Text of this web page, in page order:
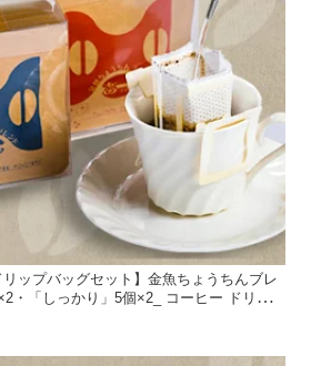
リップバッグセット】金魚ちょうちんブレ
・「しっかり」5個×2_ コーヒー ドリップ
レンド セット 人気 美味しい【105385